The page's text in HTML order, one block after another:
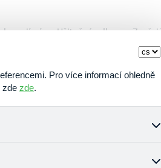
nás Užitečné odkazy
Pro více informací ohledně
zde zde.
souhlasu s uživáním cookies.